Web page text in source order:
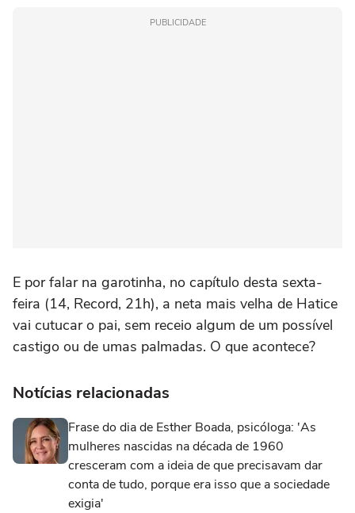
PUBLICIDADE
E por falar na garotinha, no capítulo desta sexta-
feira (14, Record, 21h), a neta mais velha de Hatice
vai cutucar o pai, sem receio algum de um possível
castigo ou de umas palmadas. O que acontece?
Notícias relacionadas
Frase do dia de Esther Boada, psicóloga: 'As
mulheres nascidas na década de 1960
cresceram com a ideia de que precisavam dar
conta de tudo, porque era isso que a sociedade
exigia'